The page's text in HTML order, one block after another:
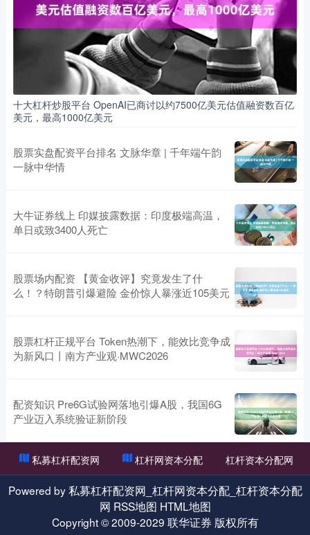
十大杠杆炒股平台 OpenAI已商讨以约7500亿美元估值融资数百亿
美元，最高1000亿美元
股票实盘配资平台排名 文脉华章 | 千年端午韵
一脉中华情
大牛证券线上 印媒披露数据：印度极端高温，
单日或致3400人死亡
股票场内配资 【黄金收评】究竟发生了什
么！？特朗普引爆避险 金价惊人暴涨近105美元
股票杠杆正规平台 Token热潮下，能效比竞争成
为新风口丨南方产业观·MWC2026
配资知识 Pre6G试验网落地引爆A股，我国6G
产业迈入系统验证新阶段
私募杠杆配资网 杠杆网资本分配 杠杆资本分配网
Powered by私募杠杆配资网_杠杆网资本分配_杠杆资本分配
网 RSS地图 HTML地图
Copyright© 2009-2029 联华证券 版权所有